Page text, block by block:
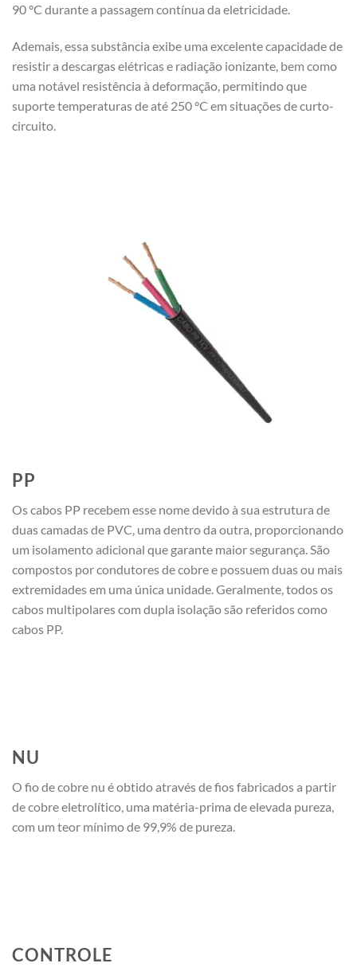
90 °C durante a passagem contínua da eletricidade.
Ademais, essa substância exibe uma excelente capacidade de
resistir a descargas elétricas e radiação ionizante, bem como
uma notável resistência à deformação, permitindo que
suporte temperaturas de até 250 °C em situações de curto-
circuito.
PP
Os cabos PP recebem esse nome devido à sua estrutura de
duas camadas de PVC, uma dentro da outra, proporcionando
um isolamento adicional que garante maior segurança. São
compostos por condutores de cobre e possuem duas ou mais
extremidades em uma única unidade. Geralmente, todos os
cabos multipolares com dupla isolação são referidos como
cabos PP.
NU
O fio de cobre nu é obtido através de fios fabricados a partir
de cobre eletrolítico, uma matéria-prima de elevada pureza,
com um teor mínimo de 99,9% de pureza.
CONTROLE